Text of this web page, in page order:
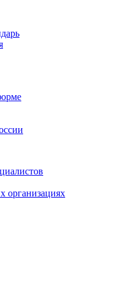
организациях